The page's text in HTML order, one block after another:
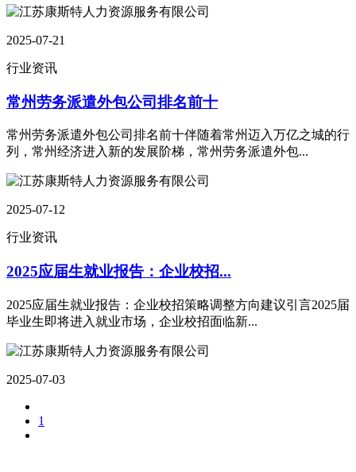
2025-07-21
行业资讯
常州劳务派遣外包公司排名前十
常州劳务派遣外包公司排名前十伴随着常州迈入万亿之城的行
列，常州经济进入新的发展阶梯，常州劳务派遣外包...
2025-07-12
行业资讯
2025应届生就业报告：企业校招...
2025应届生就业报告：企业校招策略调整方向建议引言2025届
毕业生即将进入就业市场，企业校招面临新...
2025-07-03
1